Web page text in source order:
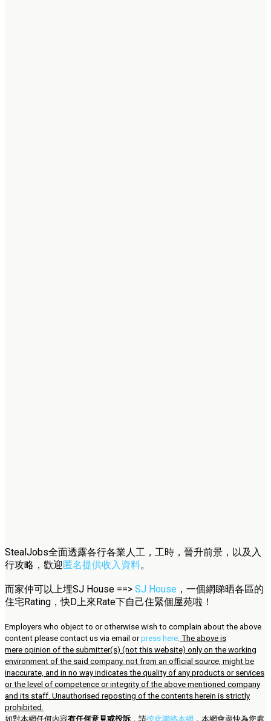
StealJobs全面透露各行各業人工，工時，晉升前景，以及入
行攻略，歡迎匿名提供收入資料。
而家仲可以上埋SJ House ==> SJ House ，一個網睇晒各區的
住宅Rating，快D上來Rate下自己住緊個屋苑啦！
Employers who object to or otherwise wish to complain about the above
content please contact us via email orpress here. The above is
mere opinion of the submitter(s) (not this website) only on the working
environment of the said company, not from an official source, might be
inaccurate, and in no way indicates the quality of any products or services
or the level of competence or integrity of the above mentioned company
and its staff. Unauthorised reposting of the contents herein is strictly
prohibited.
如對本網任何內容有任何意見或投訴 ，請按此聯絡本網 ，本網會盡快為您處